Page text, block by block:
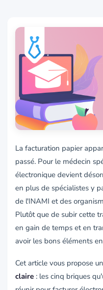
La facturation papier
passé. Pour le médecin
électronique devient
en plus de spécialistes y
de l'INAMI et des
Plutôt que de subir cette
en gain de temps et en
avoir les bons éléments
Cet article vous propose
claire : les cinq briques